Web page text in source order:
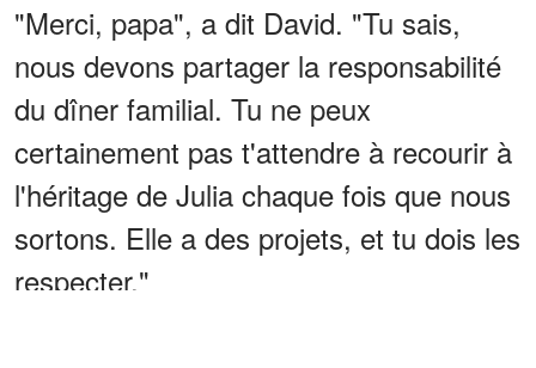
"Merci, papa", a dit David. "Tu sais,
nous devons partager la responsabilité
du dîner familial. Tu ne peux
certainement pas t'attendre à recourir à
l'héritage de Julia chaque fois que nous
sortons. Elle a des projets, et tu dois les
respecter."